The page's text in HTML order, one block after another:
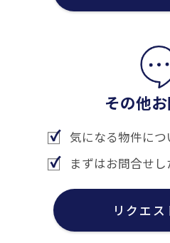
その他
気になる物件に
まずはお問合せし
リクエス